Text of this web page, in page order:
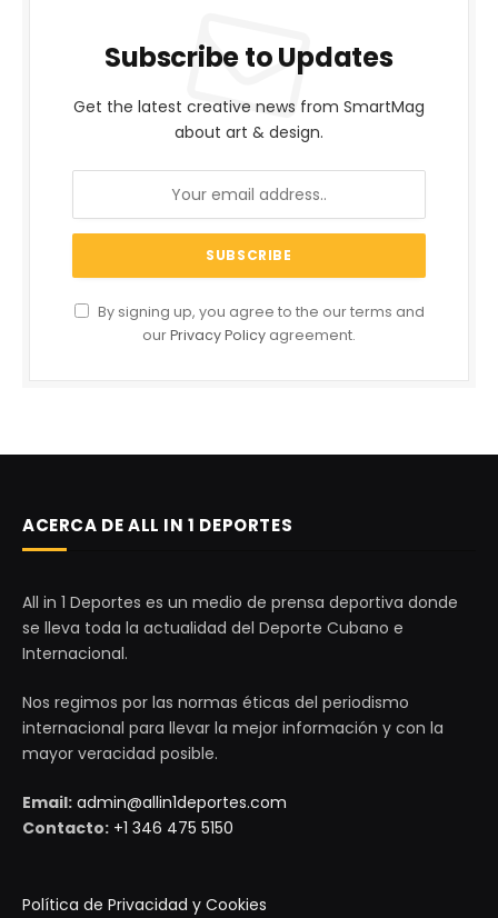
Subscribe to Updates
Get the latest creative news from SmartMag
about art & design.
By signing up, you agree to the our terms and
ourPrivacy Policy agreement.
ACERCA DE ALL IN 1 DEPORTES
All in 1 Deportes es un medio de prensa deportiva donde
se lleva toda la actualidad del Deporte Cubano e
Internacional.
Nos regimos por las normas éticas del periodismo
internacional para llevar la mejor información y con la
mayor veracidad posible.
Email: admin@allin1deportes.com
Contacto: +1 346 475 5150
Política de Privacidad y Cookies